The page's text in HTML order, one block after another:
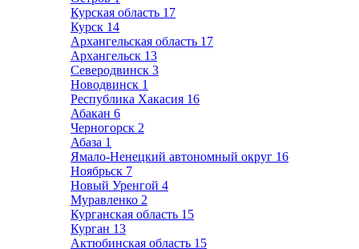
Курская область 17
Курск 14
Архангельская область 17
Архангельск 13
Северодвинск 3
Новодвинск 1
Республика Хакасия 16
Абакан 6
Черногорск 2
Абаза 1
Ямало-Ненецкий автономный округ 16
Ноябрьск 7
Новый Уренгой 4
Муравленко 2
Курганская область 15
Курган 13
Актюбинская область 15